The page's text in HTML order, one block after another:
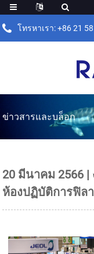
โทรหาเรา: +86 21
ข่าวสารและบล็อก
20 มีนาคม 2566
ห้องปฏิบัติการฟิล